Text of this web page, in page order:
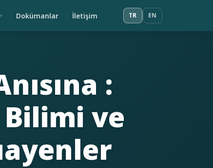
Dokümanlar İletişim TR EN
:
ve